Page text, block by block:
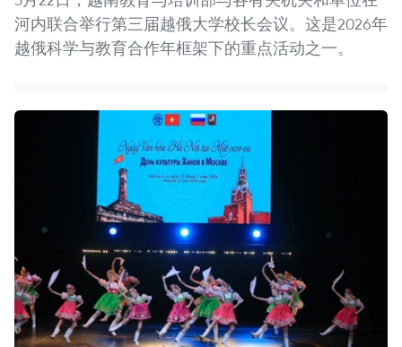
河内联合举行第三届越俄大学校长会议。这是2026年
越俄科学与教育合作年框架下的重点活动之一。